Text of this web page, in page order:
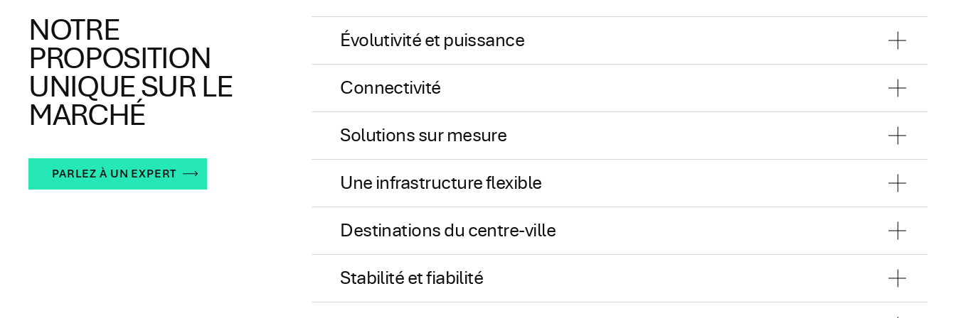
NOTRE
PROPOSITION
UNIQUE SUR LE
MARCHÉ
PARLEZ À UN EXPERT
Évolutivité et puissance
Connectivité
Solutions sur mesure
Une infrastructure flexible
Destinations du centre-ville
Stabilité et fiabilité